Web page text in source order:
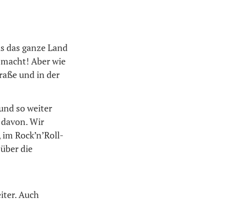
das ganze Land
Aber wie
und in der
so weiter
Wir
Rock’n’Roll-
die
Auch